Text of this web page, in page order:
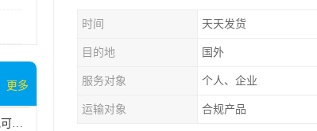
更多
电池可以邮寄到国外电池可以发国际物流手机电池可以邮寄到国外
时间 天天发货
目的地 国外
服务对象 个人、企业
运输对象 合规产品